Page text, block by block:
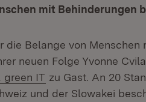
mit Behinderungen
die Belange von Menschen
neuen Folge Yvonne
green IT (Öffnet in neuem
zu Gast. An 20
und der Slowakei